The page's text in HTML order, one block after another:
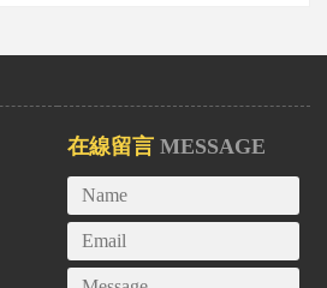
在線留言 MESSAGE